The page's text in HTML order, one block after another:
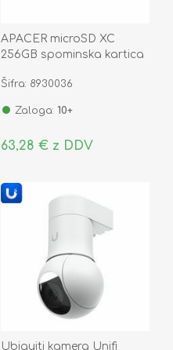
APACER microSD XC
256GB spominska kartica
AP256GMCSX10U8-R
Šifra: 8930036
Zaloga: 10+
63,28 € z DDV
Ubiquiti kamera Unifi